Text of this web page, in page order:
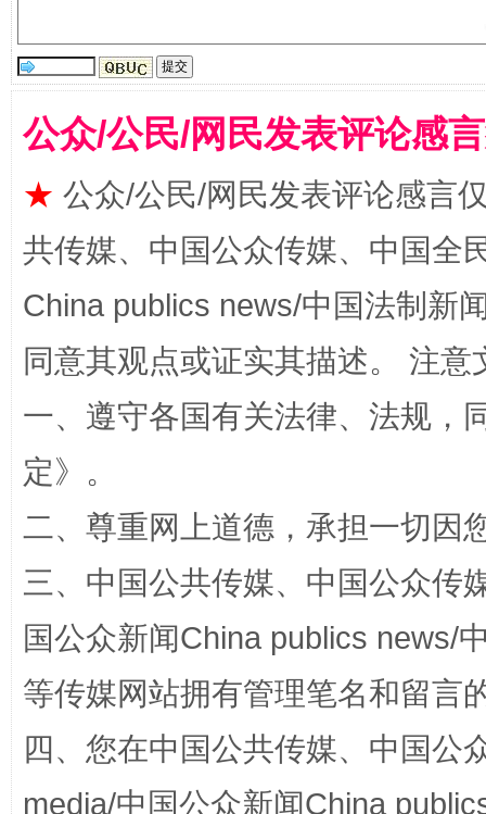
漫山遍野的桃花与雪山、麦地、白藏房 除
招工难、用工荒背后
公众/公民/网民发表评论感
★ 公众/公民/网民发表评论感言
共传媒、中国公众传媒、中国全
China publics news/中国法制新
同意其观点或证实其描述。 注
一、遵守各国有关法律、法规，
定》。
二、尊重网上道德，承担一切因
三、中国公共传媒、中国公众传
国公众新闻China publics news/
等传媒网站拥有管理笔名和留言
四、您在中国公共传媒、中国公
media/中国公众新闻China